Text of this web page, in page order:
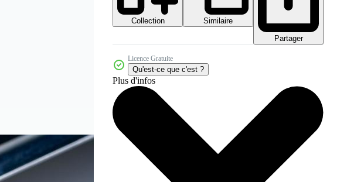
Collection
Similaire
Partager
Licence Gratuite
Qu'est-ce que c'est ?
Plus d'infos